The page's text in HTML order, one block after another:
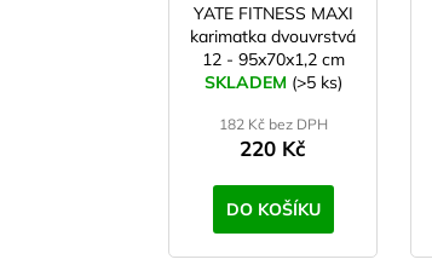
YATE FITNESS MAXI
karimatka dvouvrstvá
12 - 95x70x1,2 cm
černá/modrá
SKLADEM (>5 ks)
182 Kč bez DPH
220 Kč
DO KOŠÍKU